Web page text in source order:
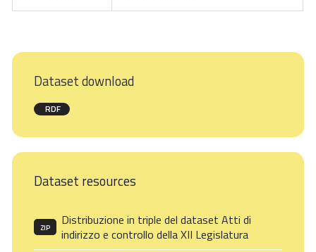
Dataset download
RDF
Dataset resources
ZIP
Distribuzione in triple del dataset Atti di
indirizzo e controllo della XII Legislatura